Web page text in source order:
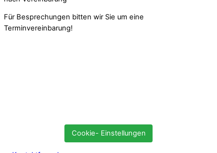
Für Besprechungen bitten wir Sie um eine
Terminvereinbarung!
Cookie- Einstellungen